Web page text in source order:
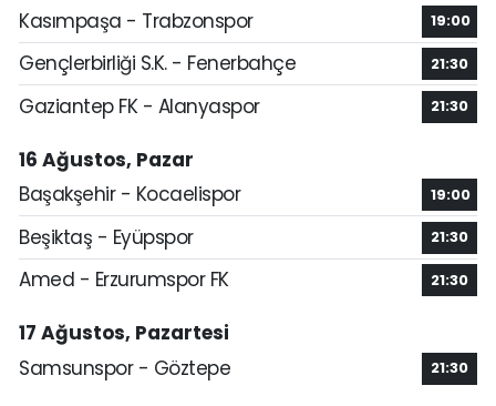
Kasımpaşa - Trabzonspor 19:00
Gençlerbirliği S.K. - Fenerbahçe 21:30
Gaziantep FK - Alanyaspor 21:30
16 Ağustos, Pazar
Başakşehir - Kocaelispor
19:00
Beşiktaş - Eyüpspor 21:30
Amed - Erzurumspor FK 21:30
17 Ağustos, Pazartesi
Samsunspor - Göztepe
21:30